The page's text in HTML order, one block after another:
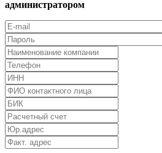
администратором